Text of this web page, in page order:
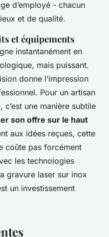
d’employé - chacun
et de qualité.
et équipements
instantanément en
mais puissant.
donne l’impression
Pour un artisan
c’est une manière subtile
son offre sur le haut
aux idées reçues, cette
coûte pas forcément
les technologies
gravure laser sur inox
un investissement